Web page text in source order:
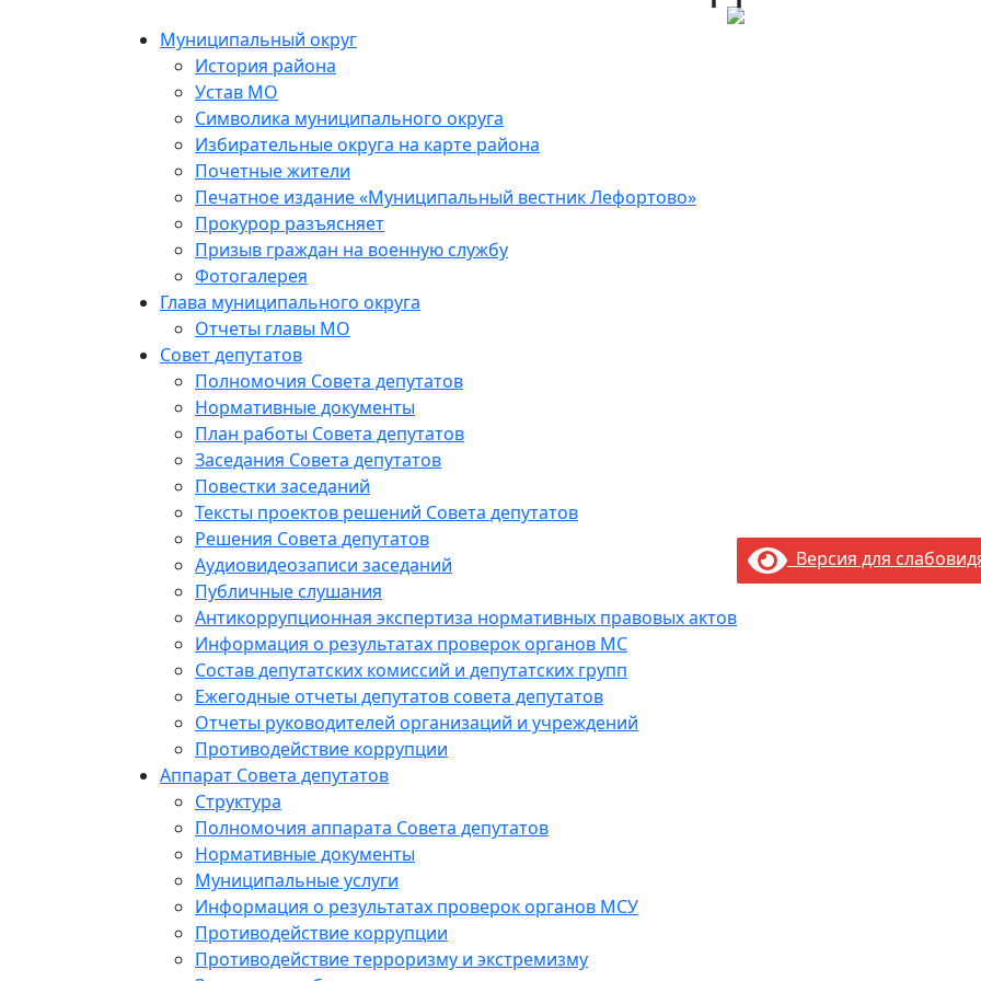
Муниципальный округ
История района
Устав МО
Символика муниципального округа
Избирательные округа на карте района
Почетные жители
Печатное издание «Муниципальный вестник Лефортово»
Прокурор разъясняет
Призыв граждан на военную службу
Фотогалерея
Глава муниципального округа
Отчеты главы МО
Совет депутатов
Полномочия Совета депутатов
Нормативные документы
План работы Совета депутатов
Заседания Cовета депутатов
Повестки заседаний
Тексты проектов решений Совета депутатов
Решения Совета депутатов
Аудиовидеозаписи заседаний
Публичные слушания
Антикоррупционная экспертиза нормативных правовых актов
Информация о результатах проверок органов МС
Состав депутатских комиссий и депутатских групп
Ежегодные отчеты депутатов совета депутатов
Отчеты руководителей организаций и учреждений
Противодействие коррупции
Аппарат Совета депутатов
Структура
Полномочия аппарата Совета депутатов
Нормативные документы
Муниципальные услуги
Информация о результатах проверок органов МСУ
Противодействие коррупции
Противодействие терроризму и экстремизму
Версия для